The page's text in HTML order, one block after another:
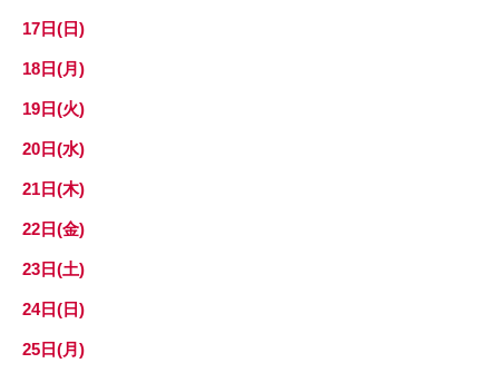
17 日(日)
18日(月)
19日(火)
20日(水)
21日(木)
22日(金)
23日(土)
24日(日)
25日(月)